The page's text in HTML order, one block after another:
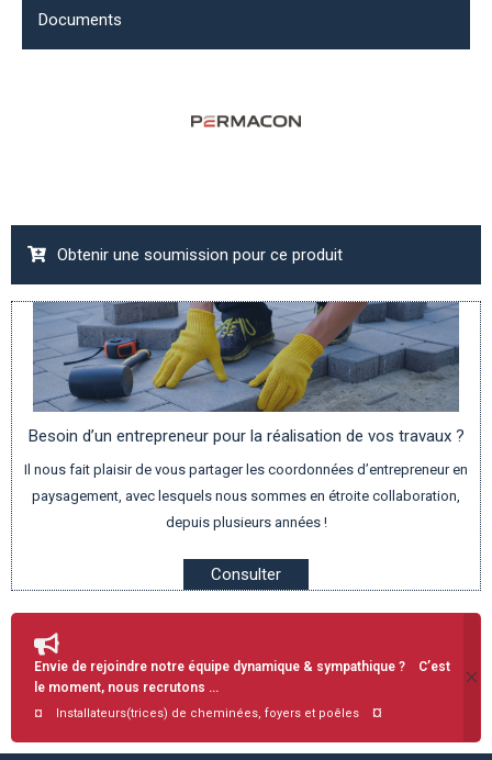
Documents
Obtenir une soumission pour ce produit
Besoin d’un entrepreneur pour la réalisation de vos travaux ?
Il nous fait plaisir de vous partager les coordonnées d’entrepreneur en
paysagement, avec lesquels nous sommes en étroite collaboration,
depuis plusieurs années !
Consulter
Envie de rejoindre notre équipe dynamique & sympathique ? C’est
le moment, nous recrutons …
¤ Installateurs(trices) de cheminées, foyers et poêles ¤